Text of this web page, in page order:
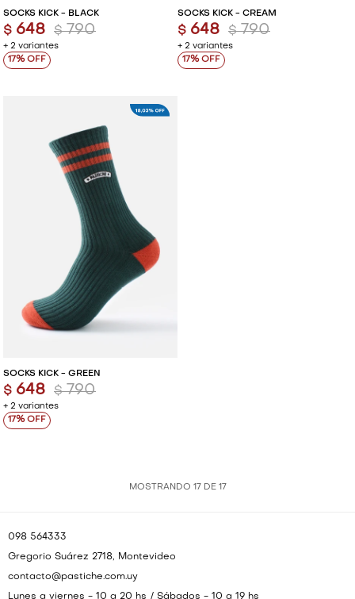
SOCKS KICK - BLACK
+ 2 variantes
$ 648 $ 790
17
SOCKS KICK - CREAM
+ 2 variantes
$ 648 $ 790
17
SOCKS KICK - GREEN
+ 2 variantes
$ 648 $ 790
17
MOSTRANDO 17 DE 17
098 564333
Gregorio Suárez 2718, Montevideo
contacto@pastiche.com.uy
Lunes a viernes - 10 a 20 hs / Sábados - 10 a 19 hs